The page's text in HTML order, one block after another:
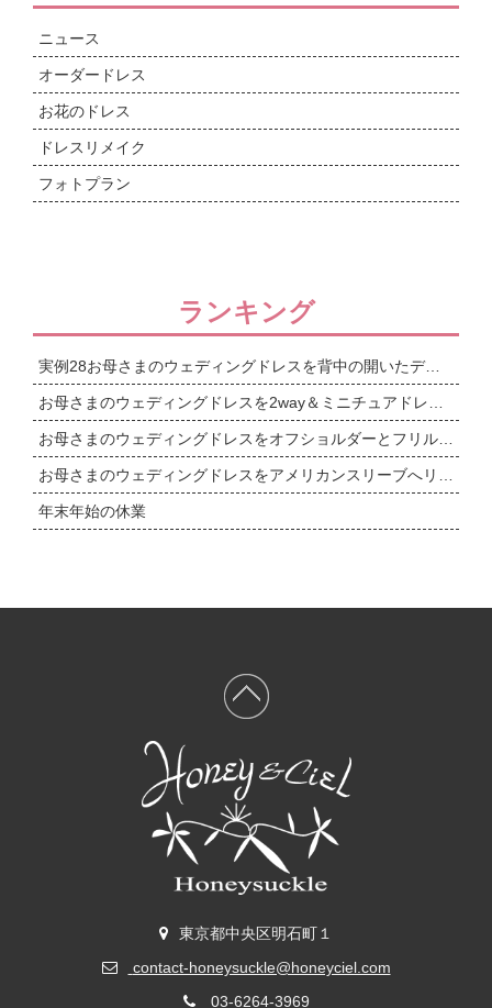
ニュース
オーダードレス
お花のドレス
ドレスリメイク
フォトプラン
ランキング
実例28お母さまのウェディングドレスを背中の開いたデザインへリメイク
年末年始の休業
東京都中央区明石町１
contact-honeysuckle@honeyciel.com
03-6264-3969